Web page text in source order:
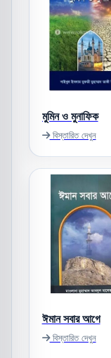
মুমিন ও মুনাফিক
বিস্তারিত দেখুন
ঈমান সবার আগে
বিস্তারিত দেখুন